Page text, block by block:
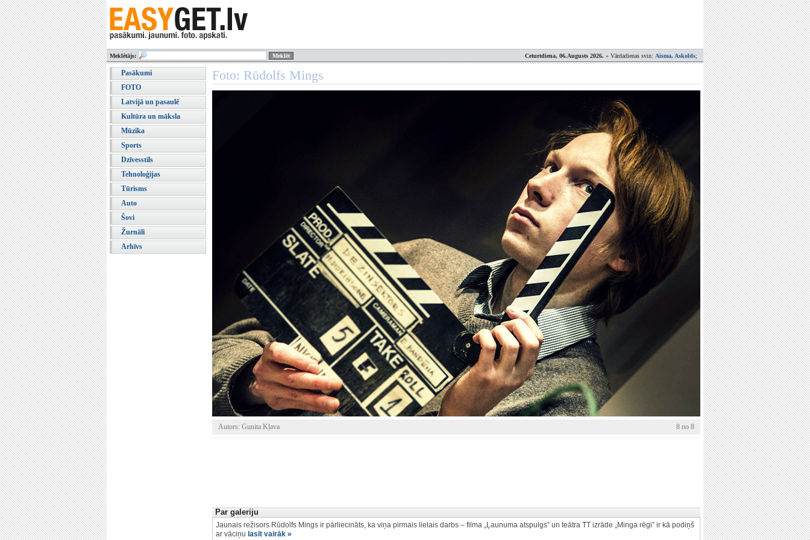
Ceturtdiena, 06.Augusts 2026. » Vārdadienas svin: Aisma, Askolds;
Meklētājs:
Pasākumi
FOTO
Latvijā un pasaulē
Kultūra un māksla
Mūzika
Sports
Dzīvesstils
Tehnoloģijas
Tūrisms
Auto
Šovi
Žurnāli
Arhīvs
Foto: Rūdolfs Mings
Autors: Gunita Kļava 8 no 8
Par galeriju
Jaunais režisors Rūdolfs Mings ir pārliecināts, ka viņa pirmais lielais darbs – filma „Ļaunuma atspulgs” un teātra TT izrāde „Minga rēgi” ir kā podiņš
ar vāciņu lasīt vairāk »